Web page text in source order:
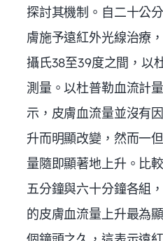
探討其機制。自二十公
膚施予遠紅外光線治療
攝氏38至39度之間，以
測量。以杜普勒血流計
示，皮膚血流量並沒有
升而明顯改變，然而一
量隨即顯著地上升。比
五分鐘與六十分鐘各組
的皮膚血流量上升最為